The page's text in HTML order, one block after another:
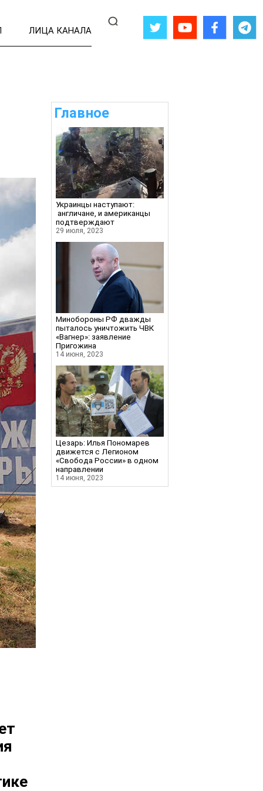
ЛИЦА КАНАЛА
Главное
Украинцы наступают:
англичане, и американцы
подтверждают
29 июля, 2023
Минобороны РФ дважды
пыталось уничтожить ЧВК
«Вагнер»: заявление
Пригожина
14 июня, 2023
Цезарь: Илья Пономарев
движется с Легионом
«Свобода России» в одном
направлении
14 июня, 2023